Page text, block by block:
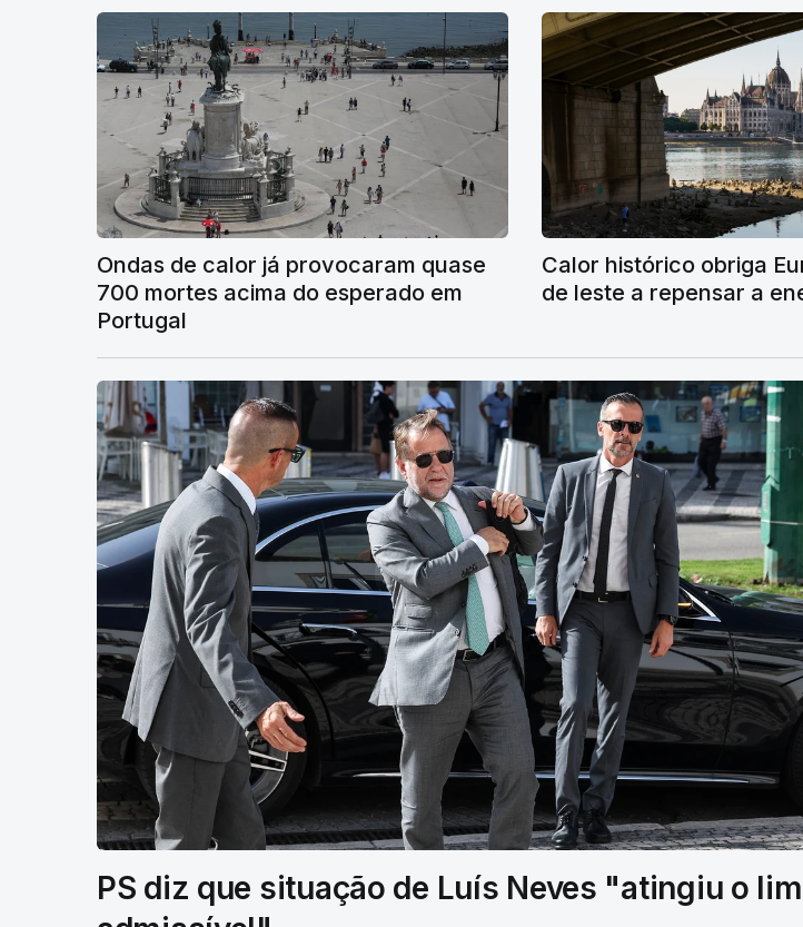
Ondas de calor já provocaram quase
700 mortes acima do esperado em
Portugal
Calor histórico obriga
de leste a repensar a
PS diz que situação de Luís Neves "atingiu o